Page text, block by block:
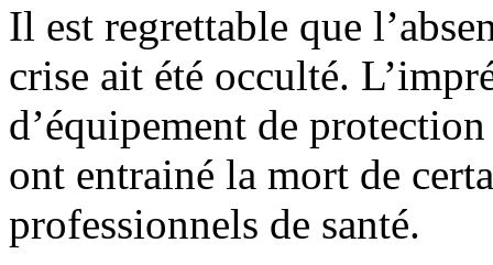
Il est regrettable que
crise ait été occulté.
d’équipement de
ont entrainé la mort de
professionnels de santé.